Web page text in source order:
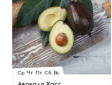
Ср Чт Пт Сб Вс
Авокадо Хасс